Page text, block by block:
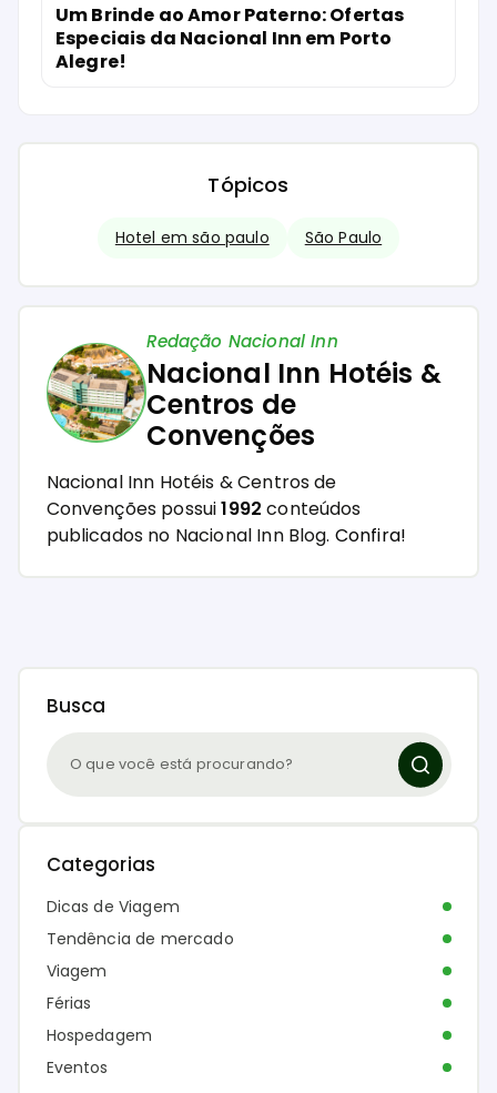
Um Brinde ao Amor Paterno: Ofertas
Especiais da Nacional Inn em Porto
Alegre!
Tópicos
Hotel em são paulo São Paulo
Redação Nacional Inn
Nacional Inn Hotéis &
Centros de
Convenções
Nacional Inn Hotéis & Centros de
Convenções possui1992 conteúdos
publicados no Nacional Inn Blog. Confira!
Busca
Categorias
Dicas de Viagem
Tendência de mercado
Viagem
Férias
Hospedagem
Eventos